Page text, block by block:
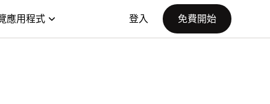
應用程式 登入 免費開始